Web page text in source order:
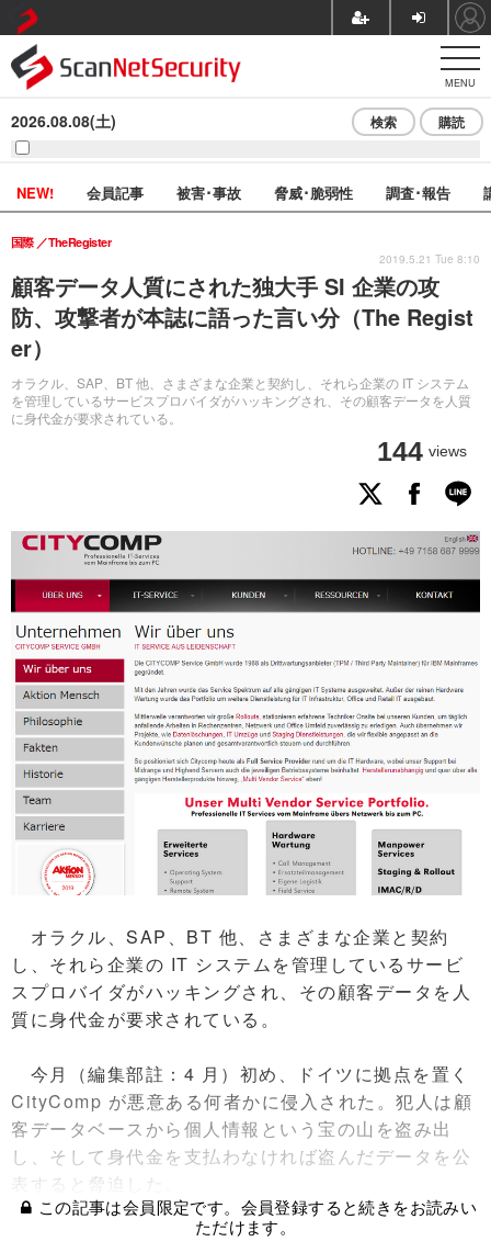
MENU
2026.08.08(土) 検索 購読
NEW! 会員記事 被害･事故 脅威･脆弱性 調査･報告
顧客データ人質にされた独大手 SI 企業の攻
防、攻撃者が本誌に語った言い分（The Regist
er）
オラクル、SAP、BT 他、さまざまな企業と契約し、それら企業の IT システム
を管理しているサービスプロバイダがハッキングされ、その顧客データを人質
に身代金が要求されている。
国際 TheRegister
144 views
2019.5.21 Tue 8:10
オラクル、SAP、BT 他、さまざまな企業と契約
し、それら企業の IT システムを管理しているサービ
スプロバイダがハッキングされ、その顧客データを人
質に身代金が要求されている。
今月（編集部註：4 月）初め、ドイツに拠点を置く
CityComp が悪意ある何者かに侵入された。犯人は顧
客データベースから個人情報という宝の山を盗み出
し、そして身代金を支払わなければ盗んだデータを公
表すると脅迫した。
この記事は会員限定です。会員登録すると続きをお読みい
ただけます。